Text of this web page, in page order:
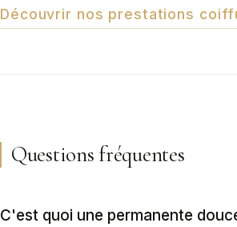
Découvrir nos prestations
Questions fréquentes
C'est quoi une permanente